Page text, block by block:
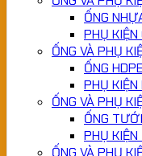
ỐNG
PHỤ
ỐNG VÀ PHỤ
ỐNG HDPE
PHỤ KIỆN
ỐNG VÀ PHỤ
ỐNG
PHỤ
ỐNG VÀ PHỤ